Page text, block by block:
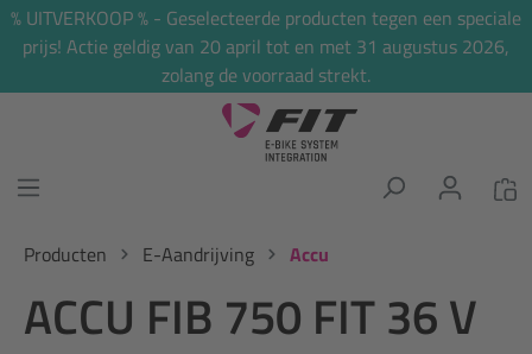
% UITVERKOOP % - Geselecteerde producten tegen een speciale
prijs! Actie geldig van 20 april tot en met 31 augustus 2026,
zolang de voorraad strekt.
Producten E-Aandrijving Accu
ACCU FIB 750 FIT 36 V